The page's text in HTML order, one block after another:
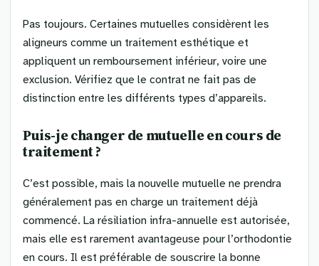
Pas toujours. Certaines mutuelles considèrent les
aligneurs comme un traitement esthétique et
appliquent un remboursement inférieur, voire une
exclusion. Vérifiez que le contrat ne fait pas de
distinction entre les différents types d’appareils.
Puis-je changer de mutuelle en cours de
traitement ?
C’est possible, mais la nouvelle mutuelle ne prendra
généralement pas en charge un traitement déjà
commencé. La résiliation infra-annuelle est autorisée,
mais elle est rarement avantageuse pour l’orthodontie
en cours. Il est préférable de souscrire la bonne